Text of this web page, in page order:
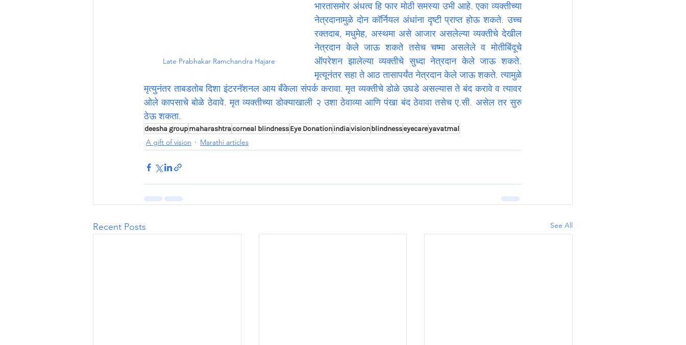
Late Prabhakar Ramchandra Hajare
भारतासमोर अंधत्व हि फार मोठी समस्या उभी आहे. एका व्यक्तीच्या
नेत्रदानामुळे दोन कॉर्नियल अंधांना दृष्टी प्राप्त होऊ शकते. उच्च
रक्तदाब, मधुमेह, अस्थमा असे आजार असलेल्या व्यक्तीचे देखील
नेत्रदान केले जाऊ शकते तसेच चष्मा असलेले व मोतीबिंदूचे
ऑपरेशन झालेल्या व्यक्तीचे सुध्दा नेत्रदान केले जाऊ शकते.
मृत्यूनंतर सहा ते आठ तासापर्यंत नेत्रदान केले जाऊ शकते. त्यामुळे
मृत्युनंतर ताबडतोब दिशा इंटरनॅशनल आय बँकेला संपर्क करावा. मृत व्यक्तीचे डोळे उघडे असल्यास ते बंद करावे व त्यावर
ओले कापसाचे बोळे ठेवावे. मृत व्यक्तीच्या डोक्याखाली २ उशा ठेवाव्या आणि पंखा बंद ठेवावा तसेच ए.सी. असेल तर सुरु
ठेऊ शकता.
deesha groupmaharashtracorneal blindnessEye Donationindiavisionblindnesseyecareyavatmal
A gift of vision Marathi articles
Recent Posts See All